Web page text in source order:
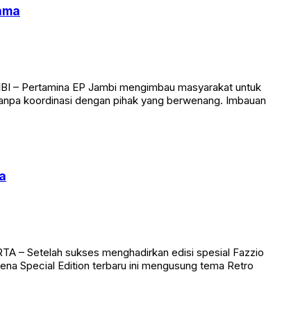
– Pertamina EP Jambi mengimbau masyarakat untuk
koordinasi dengan pihak yang berwenang. Imbauan
– Setelah sukses menghadirkan edisi spesial Fazzio
Special Edition terbaru ini mengusung tema Retro